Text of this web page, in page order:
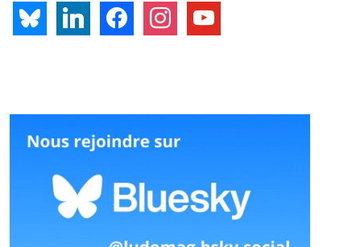
bluesky linkedin facebookinstagramyoutube